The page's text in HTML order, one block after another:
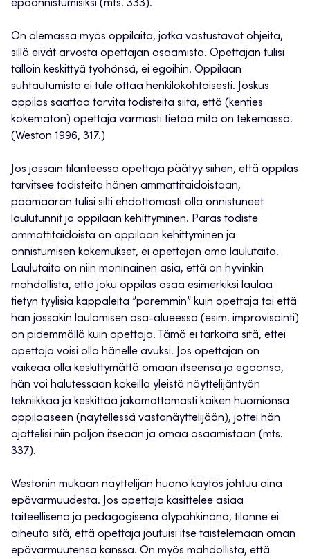
epäonnistumisiksi (mts. 333).
On olemassa myös oppilaita, jotka vastustavat ohjeita,
sillä eivät arvosta opettajan osaamista. Opettajan tulisi
tällöin keskittyä työhönsä, ei egoihin. Oppilaan
suhtautumista ei tule ottaa henkilökohtaisesti. Joskus
oppilas saattaa tarvita todisteita siitä, että (kenties
kokematon) opettaja varmasti tietää mitä on tekemässä.
(Weston 1996, 317.)
Jos jossain tilanteessa opettaja päätyy siihen, että oppilas
tarvitsee todisteita hänen ammattitaidoistaan,
päämäärän tulisi silti ehdottomasti olla onnistuneet
laulutunnit ja oppilaan kehittyminen. Paras todiste
ammattitaidoista on oppilaan kehittyminen ja
onnistumisen kokemukset, ei opettajan oma laulutaito.
Laulutaito on niin moninainen asia, että on hyvinkin
mahdollista, että joku oppilas osaa esimerkiksi laulaa
tietyn tyylisiä kappaleita ”paremmin” kuin opettaja tai että
hän jossakin laulamisen osa-alueessa (esim. improvisointi)
on pidemmällä kuin opettaja. Tämä ei tarkoita sitä, ettei
opettaja voisi olla hänelle avuksi. Jos opettajan on
vaikeaa olla keskittymättä omaan itseensä ja egoonsa,
hän voi halutessaan kokeilla yleistä näyttelijäntyön
tekniikkaa ja keskittää jakamattomasti kaiken huomionsa
oppilaaseen (näytellessä vastanäyttelijään), jottei hän
ajattelisi niin paljon itseään ja omaa osaamistaan (mts.
337).
Westonin mukaan näyttelijän huono käytös johtuu aina
epävarmuudesta. Jos opettaja käsittelee asiaa
taiteellisena ja pedagogisena älypähkinänä, tilanne ei
aiheuta sitä, että opettaja joutuisi itse taistelemaan oman
epävarmuutensa kanssa. On myös mahdollista, että